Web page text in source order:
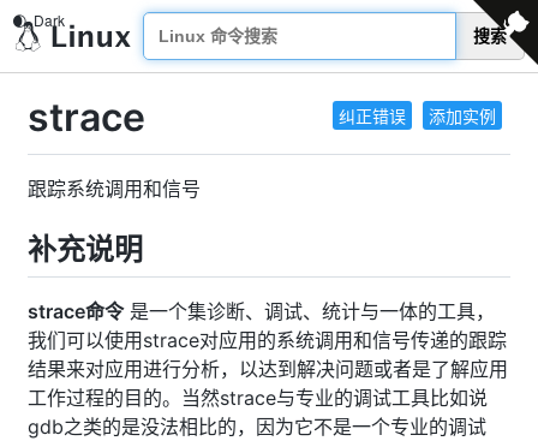
搜索
纠正错误 添加实例
strace
跟踪系统调用和信号
补充说明
strace命令是一个集诊断、调试、统计与一体的工具，
我们可以使用strace对应用的系统调用和信号传递的跟踪
结果来对应用进行分析，以达到解决问题或者是了解应用
工作过程的目的。当然strace与专业的调试工具比如说
gdb之类的是没法相比的，因为它不是一个专业的调试